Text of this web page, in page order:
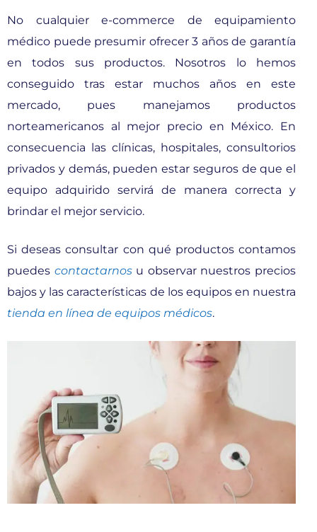
No cualquier e-commerce de equipamiento
médico puede presumir ofrecer 3 años de garantía
en todos sus productos. Nosotros lo hemos
conseguido tras estar muchos años en este
mercado, pues manejamos productos
norteamericanos al mejor precio en México. En
consecuencia las clínicas, hospitales, consultorios
privados y demás, pueden estar seguros de que el
equipo adquirido servirá de manera correcta y
brindar el mejor servicio.
Si deseas consultar con qué productos contamos
puedes contactarnosu observar nuestros precios
bajos y las características de los equipos en nuestra
tienda en línea de equipos médicos.